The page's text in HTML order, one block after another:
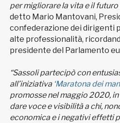
per migliorare la vita e il
detto Mario Mantovani,
confederazione dei dirigenti
alte professionalità,
presidente del Parlamento
“Sassoli partecipò con
all’iniziativa ‘Maratona dei
promosse nel maggio 2020,
dare voce e visibilità a chi,
economica e i negativi effetti